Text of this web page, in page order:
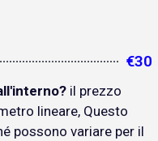
€30
il prezzo
lineare, Questo
possono variare per il